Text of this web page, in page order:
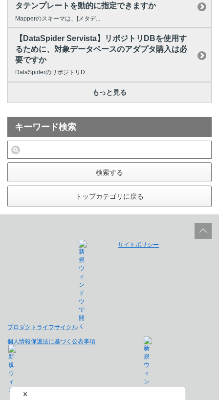
タテンプレートを動的に指定できますか
Mapperのスキーマは、[メタデ...
【DataSpider Servista】リポジトリDBを使用す
るために、対象データベースのアダプタ購入は必
要ですか
DataSpiderのリポジトリD...
もっと見る
キーワード検索
検索する
トップカテゴリに戻る
プロダクトライフサイクル
サイトポリシー
個人情報保護法に基づく公表事項